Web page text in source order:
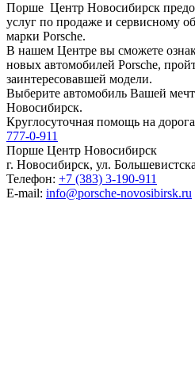
Порше Центр Новосибирск
услуг по продаже и сервисному
марки Porsche.
В нашем Центре вы сможете
новых автомобилей Porsche,
заинтересовавшей модели.
Выберите автомобиль Вашей
Новосибирск.
Круглосуточная помощь на
777-0-911
Порше Центр Новосибирск
г. Новосибирск, ул.
Телефон: +7 (383) 3-190-911
E-mail: info@porsche-novosibirsk.ru